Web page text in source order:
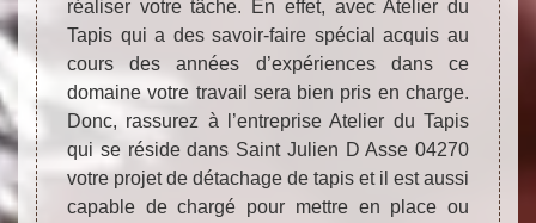
réaliser votre tâche. En effet, avec Atelier du
Tapis qui a des savoir-faire spécial acquis au
cours des années d’expériences dans ce
domaine votre travail sera bien pris en charge.
Donc, rassurez à l’entreprise Atelier du Tapis
qui se réside dans Saint Julien D Asse 04270
votre projet de détachage de tapis et il est aussi
capable de chargé pour mettre en place ou